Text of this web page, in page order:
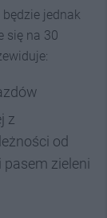
jednak
się na 30
z
od
zieleni